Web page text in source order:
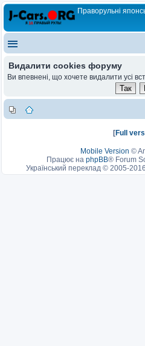
Праворульні
Видалити cookies форуму
Ви впевнені, що хочете видалити усі
[Full
Mobile Version ©
Працює на phpBB® Forum
Український переклад © 2005-2016